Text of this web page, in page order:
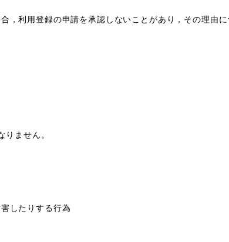
，利用登録の申請を承認しないことがあり，その理由
ません。
したりする行為